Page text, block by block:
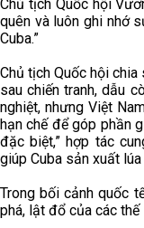
Chủ tịch Quốc hội
quên và luôn ghi nhớ
Cuba.”
Chủ tịch Quốc hội
sau chiến tranh, dẫu
nghiệt, nhưng Việt
hạn chế để góp phần
đặc biệt,” hợp tác
giúp Cuba sản xuất
Trong bối cảnh quốc
phá, lật đổ của các